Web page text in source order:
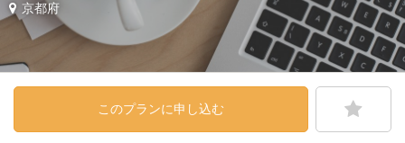
京都府
このプランに申し込む